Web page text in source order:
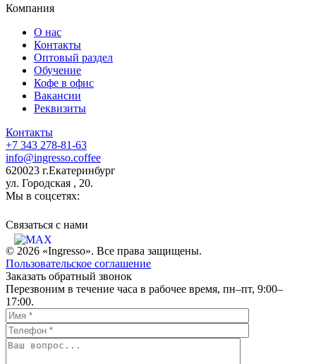
Компания
О нас
Контакты
Оптовый раздел
Обучение
Кофе в офис
Вакансии
Реквизиты
Контакты
+7 343 278-81-63
info@ingresso.coffee
620023 г.Екатеринбург
ул. Городская , 20.
Мы в соцсетях:
Связаться c нами
© 2026 «Ingresso». Все права защищены.
Пользовательское соглашение
Заказать обратный звонок
Перезвоним в течение часа в рабочее время, пн–пт, 9:00–
17:00.